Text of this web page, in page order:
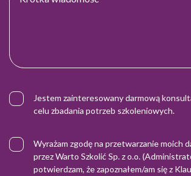
Jestem zainteresowany darmową
celu zbadania potrzeb szkoleniowych.
Wyrażam zgodę na przetwarzanie moich
przez Warto Szkolić Sp. z o.o.
potwierdzam, że zapoznałem/am się z